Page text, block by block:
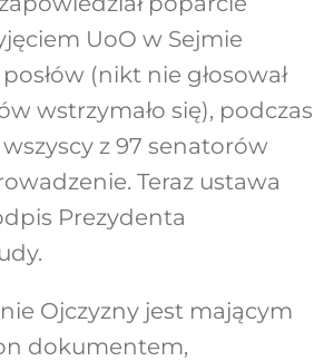
UoO w Sejmie
(nikt nie głosował
wstrzymało się), podczas
z 97 senatorów
Teraz ustawa
Prezydenta
Ojczyzny jest mającym
dokumentem,